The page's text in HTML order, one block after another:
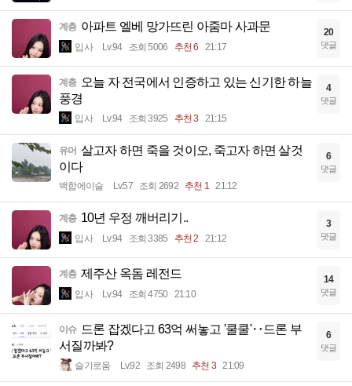
계층 아파트 엘베 망가뜨린 아줌마 사과문
입사 Lv.94 조회 5006 추천 6 21:17
20
댓글
계층 오늘 자 전국에서 인증하고 있는 신기한 하늘
풍경
입사 Lv.94 조회 3925 추천 3 21:15
4
댓글
유머 살고자 하면 죽을 것이오, 죽고자 하면 살것
이다
백합에이슬 Lv.57 조회 2692 추천 1 21:12
6
댓글
계층 10년 우정 깨버리기..
입사 Lv.94 조회 3385 추천 2 21:12
3
댓글
계층 제주산 옥돔 레전드
입사 Lv.94 조회 4750 21:10
14
댓글
이슈 드론 잡겠다고 63억 써놓고 '쿨쿨'‥드론 부
서질까봐?
슬기로움 Lv.92 조회 2498 추천 3 21:09
6
댓글